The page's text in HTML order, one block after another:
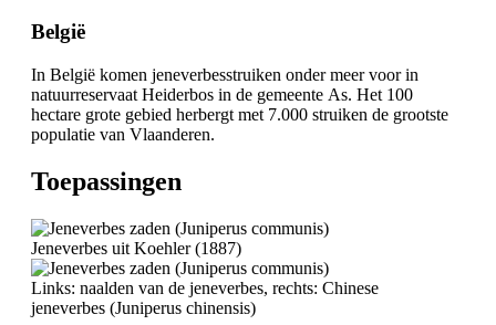
België
In België komen jeneverbesstruiken onder meer voor in
natuurreservaat Heiderbos in de gemeente As. Het 100
hectare grote gebied herbergt met 7.000 struiken de grootste
populatie van Vlaanderen.
Toepassingen
Jeneverbes uit Koehler (1887)
Links: naalden van de jeneverbes, rechts: Chinese
jeneverbes (Juniperus chinensis)